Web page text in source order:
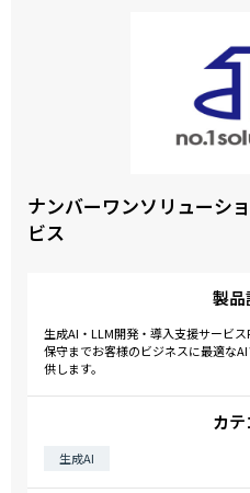
ナンバーワンソリューシ
ビス
製品
生成AI・LLM開発・導入支援サービ
保守までお客様のビジネスに最適な
供します。
カテ
生成AI